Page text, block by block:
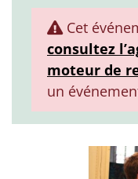
Cet
consultez
moteur de
un